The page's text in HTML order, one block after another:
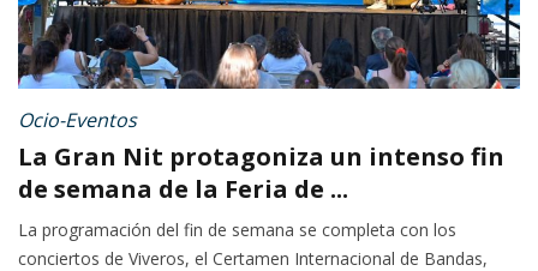
Ocio-Eventos
La Gran Nit protagoniza un intenso fin
de semana de la Feria de ...
La programación del fin de semana se completa con los
conciertos de Viveros, el Certamen Internacional de Bandas,